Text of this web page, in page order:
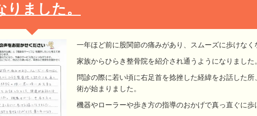
りました。
一年ほど前に股関節の痛みがあり、スムーズに歩けなく
家族からひらき整骨院を紹介され通うようになりました
問診の際に若い頃に右足首を捻挫した経緯をお話した
術が始まりました。
機器やローラーや歩き方の指導のおかげで真っ直ぐに歩